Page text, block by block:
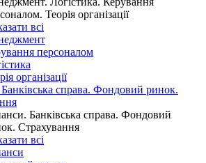
Теорія організації
всі
персоналом
організації
справа. Фондовий ринок.
Банківська справа. Фондовий
Страхування
всі